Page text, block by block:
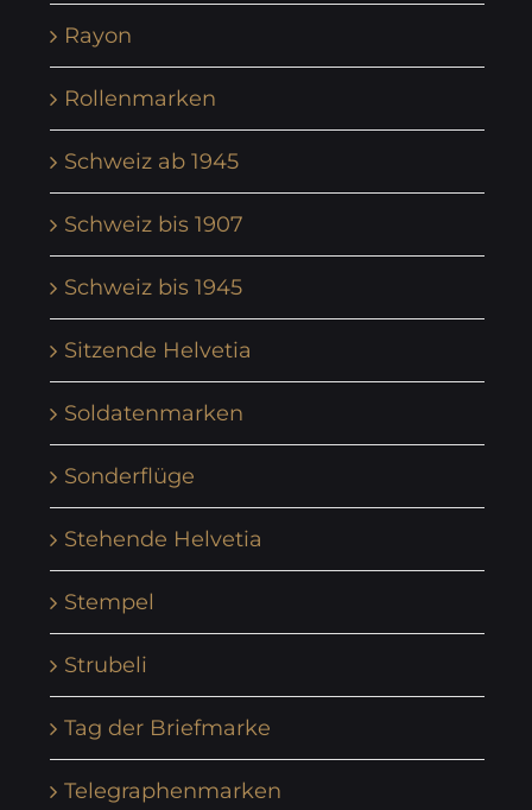
Rayon
Rollenmarken
Schweiz ab 1945
Schweiz bis 1907
Schweiz bis 1945
Sitzende Helvetia
Soldatenmarken
Sonderflüge
Stehende Helvetia
Stempel
Strubeli
Tag der Briefmarke
Telegraphenmarken